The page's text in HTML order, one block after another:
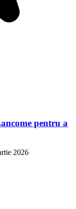
pentru a
2026